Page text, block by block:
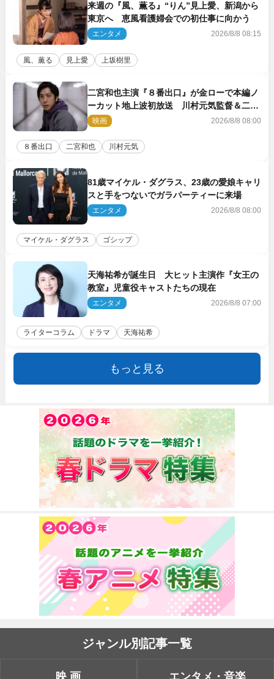
来週の『風、薫る』“りん”見上愛、新潟から
東京へ 恵風看護婦会での初仕事に向かう
エンタメ 2026/8/8 08:15
風、薫る 見上愛 上坂樹里
二宮和也主演『８番出口』が金ローで本編ノ
ーカット地上波初放送 川村元気監督＆二宮
コメント到着
映画 2026/8/8 08:00
８番出口 二宮和也 川村元気
81歳マイケル・ダグラス、23歳の愛娘キャリ
スと手をつないでガラパーティーに来場
エンタメ 2026/8/8 08:00
マイケル・ダグラス ゴシップ
天海祐希が誕生日 大ヒット主演作『女王の
教室』児童役キャストたちの現在
エンタメ 2026/8/8 07:00
ライターコラム ドラマ 天海祐希
もっと見る
ジャンル別記事一覧
映画 エンタメ・音楽